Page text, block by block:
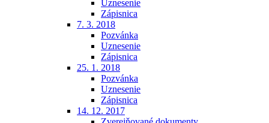
Uznesenie
Zápisnica
7. 3. 2018
Pozvánka
Uznesenie
Zápisnica
25. 1. 2018
Pozvánka
Uznesenie
Zápisnica
14. 12. 2017